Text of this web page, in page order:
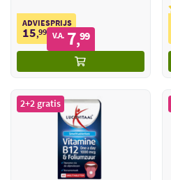
ADVIESPRIJS
15,99 V.A. 7,99
2+2 gratis